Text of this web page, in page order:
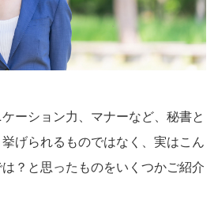
ーション力、マナーなど、秘書と
げられるものではなく、実はこん
？と思ったものをいくつかご紹介